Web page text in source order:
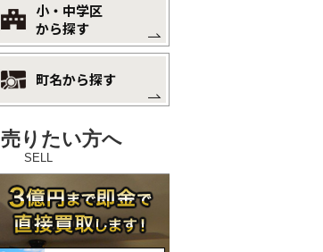
小・中学区
から探す
町名から探す
売りたい方へ
SELL